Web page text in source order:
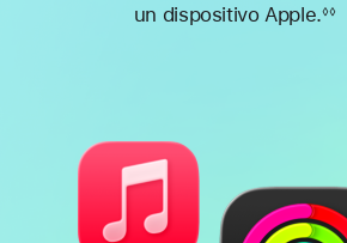
un dispositivo Apple.◊◊